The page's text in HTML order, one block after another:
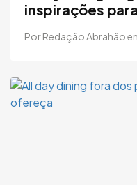
inspirações
Por Redação Abrahão